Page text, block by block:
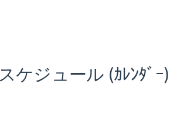
スケジュール (ｶﾚﾝﾀﾞｰ)